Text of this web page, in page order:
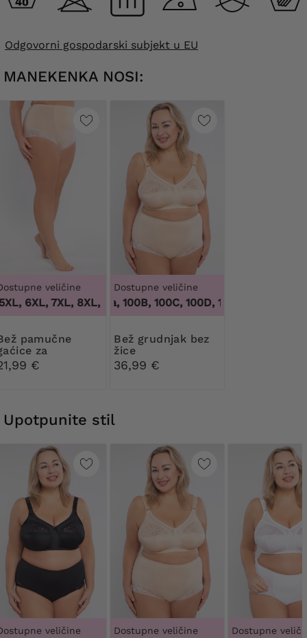
Odgovorni gospodarski subjekt u EU
MANEKENKA NOSI:
veličine
6XL, 7XL, 8XL, 9XL ,3XL, 4XL, 5XL, 6XL, 7XL, 8XL, 9XL
za
tijela s
€
Dostupne veličine
100 tisuća, 100B, 100C, 100D, 100DD, 100F,
Bež grudnjak bez
žice
36,99 €
Upotpunite stil
veličine Dostupne veličine Dostupne